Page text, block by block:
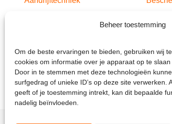
Beheer toestemming
Om de beste ervaringen te bieden, gebruiken wij
cookies om informatie over je apparaat op te slaan
Door in te stemmen met deze technologieën
surfgedrag of unieke ID’s op deze site verwerken.
geeft of je toestemming intrekt, kan dit bepaalde
nadelig beïnvloeden.